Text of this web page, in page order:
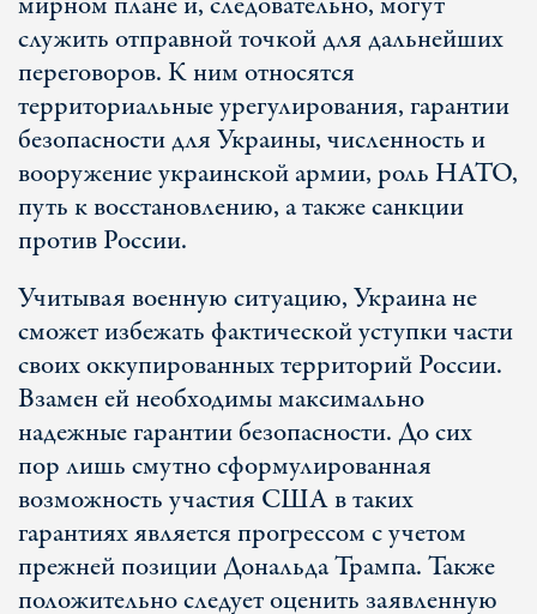
служить отправной точкой для дальнейших
переговоров. К ним относятся
территориальные урегулирования, гарантии
безопасности для Украины, численность и
вооружение украинской армии, роль НАТО,
путь к восстановлению, а также санкции
против России.
Учитывая военную ситуацию, Украина не
сможет избежать фактической уступки части
своих оккупированных территорий России.
Взамен ей необходимы максимально
надежные гарантии безопасности. До сих
пор лишь смутно сформулированная
возможность участия США в таких
гарантиях является прогрессом с учетом
прежней позиции Дональда Трампа. Также
положительно следует оценить заявленную